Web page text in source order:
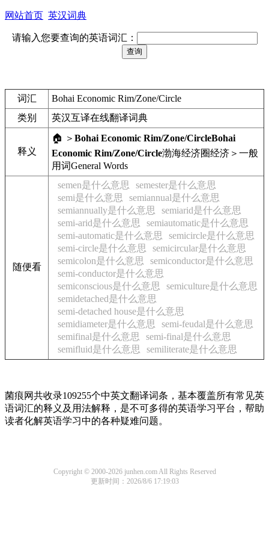
网站首页 英汉词典
请输入您要查询的英语词汇：
词汇
Bohai Economic Rim/Zone/Circle
类别
英汉互译在线翻译词典
释义
🏠 ＞ Bohai Economic Rim/Zone/CircleBohai
Economic Rim/Zone/Circle渤海经济圈经济＞一般
用词General Words
随便看
semen是什么意思
semester是什么意思
semi是什么意思
semiannual是什么意思
semiannually是什么意思
semiarid是什么意思
semi-arid是什么意思
semiautomatic是什么意思
semi-automatic是什么意思
semicircle是什么意思
semi-circle是什么意思
semicircular是什么意思
semicolon是什么意思
semiconductor是什么意思
semi-conductor是什么意思
semiconscious是什么意思
semiculture是什么意思
semidetached是什么意思
semi-detached house是什么意思
semidiameter是什么意思
semi-feudal是什么意思
semifinal是什么意思
semi-final是什么意思
semifluid是什么意思
semiliterate是什么意思
菌痕网共收录109255个中英文翻译词条，基本覆盖所有常见英
语词汇的释义及用法解释，是不可多得的英语学习平台，帮助
读者化解英语学习中的各种疑难问题。
Copyright © 2000-2026 junhen.com All Rights Reserved
更新时间：2026/8/6 17:19:03